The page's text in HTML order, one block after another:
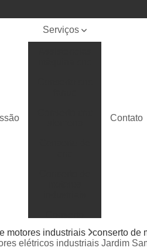
Serviços
Conserto
Contato
motores industriais
conserto de
elétricos industriais Jardim